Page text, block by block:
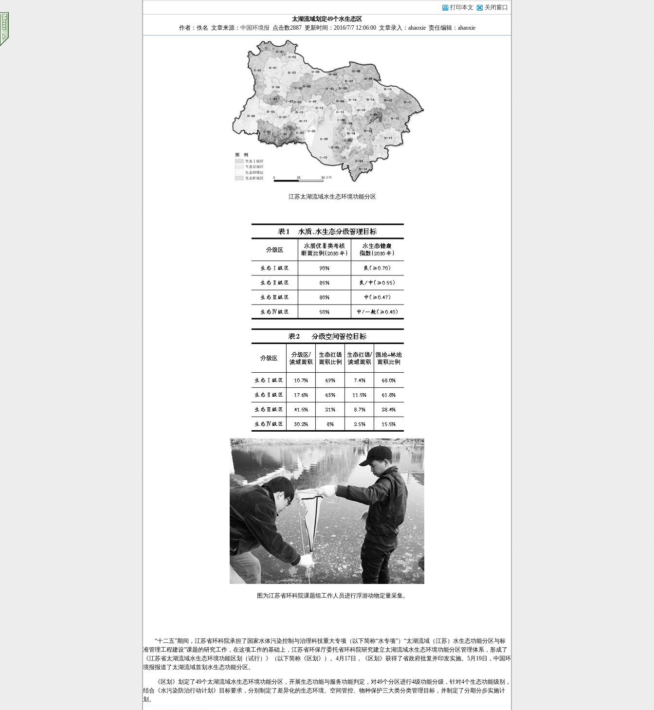
打印本文
关闭窗口
太湖流域划定49个水生态区
作者：佚名 文章来源： 中国环境报 点击数2887 更新时间：2016/7/7 12:06:00 文章录入：ahaoxie 责任编辑：ahaoxie
江苏太湖流域水生态环境功能分区
图为江苏省环科院课题组工作人员进行浮游动物定量采集。
“十二五”期间，江苏省环科院承担了国家水体污染控制与治理科技重大专项（以下简称“水专项”）“太湖流域（江苏）水生态功能分区与标
准管理工程建设”课题的研究工作，在这项工作的基础上，江苏省环保厅委托省环科院研究建立太湖流域水生态环境功能分区管理体系，形成了
《江苏省太湖流域水生态环境功能区划（试行）》（以下简称《区划》）。4月17日，《区划》获得了省政府批复并印发实施。5月19日，中国环
境报报道了太湖流域首划水生态功能分区。
《区划》划定了49个太湖流域水生态环境功能分区，开展生态功能与服务功能判定，对49个分区进行4级功能分级，针对4个生态功能级别，
结合《水污染防治行动计划》目标要求，分别制定了差异化的生态环境、空间管控、物种保护三大类分类管理目标，并制定了分期分步实施计
划。